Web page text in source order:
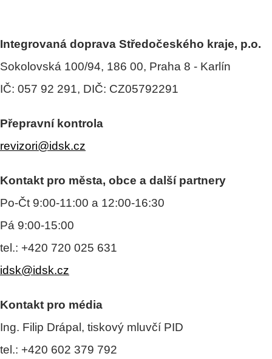
Integrovaná doprava Středočeského kraje, p.o.
Sokolovská 100/94, 186 00, Praha 8 - Karlín
IČ: 057 92 291, DIČ: CZ05792291
Přepravní kontrola
revizori@idsk.cz
Kontakt pro města, obce a další partnery
Po-Čt 9:00-11:00 a 12:00-16:30
Pá 9:00-15:00
tel.: +420 720 025 631
idsk@idsk.cz
Kontakt pro média
Ing. Filip Drápal, tiskový mluvčí PID
tel.: +420 602 379 792